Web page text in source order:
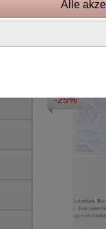
Instagram
-25%